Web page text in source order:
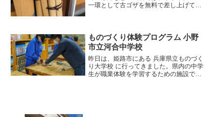
一環として古ゴザを無料で差し上げてお
なだけ差し上げます。※古...
ものづくり体験プログラム 小野
市立河合中学校
昨日は、姫路市にある 兵庫県立ものづく
り大学校 に行ってきました。県内の中学
生が職業体験を学習するための施設で、